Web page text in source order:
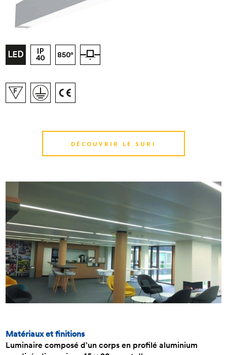
DÉCOUVRIR LE SURI
Matériaux et finitions
Luminaire composé d’un corps en profilé aluminium